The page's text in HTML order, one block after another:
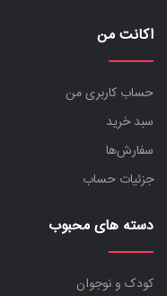
اکانت من
حساب کاربری من
سبد خرید
سفارش‌ها
جزئیات حساب
دسته های محبوب
کودک و نوجوان